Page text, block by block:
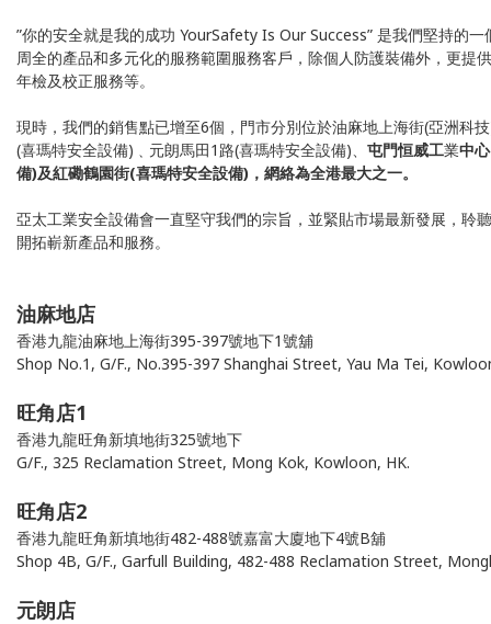
”你的安全就是我的成功 YourSafety Is Our Success” 是我們堅持的一
周全的產品和多元化的服務範圍服務客戶，除個人防護裝備外，更提
年檢及校正服務等。
現時，我們的銷售點已增至6個，門市分別位於油麻地上海街(亞洲科
(喜瑪特安全設備)﹑元朗馬田1路(喜瑪特安全設備)、 屯門恒威工業中
備)及紅磡鶴園街(喜瑪特安全設備)，網絡為全港最大之一。
亞太工業安全設備會一直堅守我們的宗旨，並緊貼市場最新發展，聆
開拓嶄新產品和服務。
油麻地店
香港九龍油麻地上海街395-397號地下1號舖
Shop No.1, G/F., No.395-397 Shanghai Street, Yau Ma Tei,
旺角店1
香港九龍旺角新填地街325號地下
G/F., 325 Reclamation Street, Mong Kok, Kowloon, HK.
旺角店2
香港九龍旺角新填地街482-488號嘉富大廈地下4號B舖
Shop 4B, G/F., Garfull Building, 482-488 Reclamation Street,
元朗店